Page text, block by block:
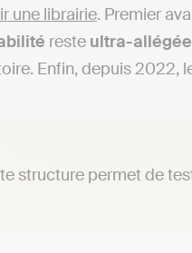
une librairie. Premier
reste ultra-allégée
Enfin, depuis 2022,
structure permet de